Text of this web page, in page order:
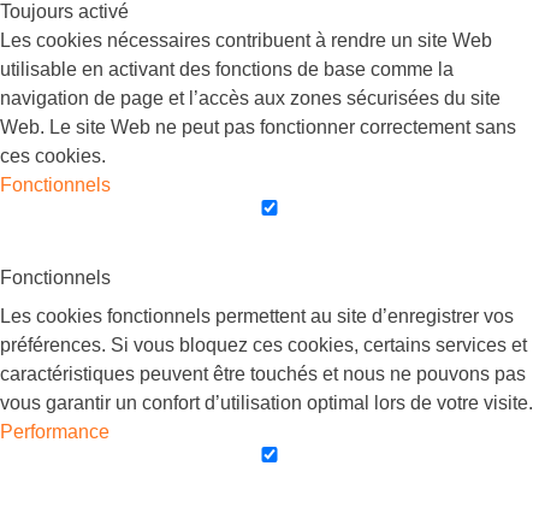
Toujours activé
Les cookies nécessaires contribuent à rendre un site Web
utilisable en activant des fonctions de base comme la
navigation de page et l’accès aux zones sécurisées du site
Web. Le site Web ne peut pas fonctionner correctement sans
ces cookies.
Fonctionnels
Fonctionnels
Les cookies fonctionnels permettent au site d’enregistrer vos
préférences. Si vous bloquez ces cookies, certains services et
caractéristiques peuvent être touchés et nous ne pouvons pas
vous garantir un confort d’utilisation optimal lors de votre visite.
Performance